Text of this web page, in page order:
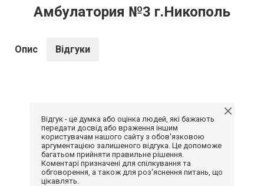
Амбулатория №3 г.Никополь
Опис Відгуки
Відгук - це думка або оцінка людей, які бажають
передати досвід або враження іншим
користувачам нашого сайту з обов'язковою
аргументацією залишеного відгука. Це допоможе
багатьом прийняти правильне рішення.
Коментарі призначені для спілкування та
обговорення, а також для роз'яснення питань, що
цікавлять.